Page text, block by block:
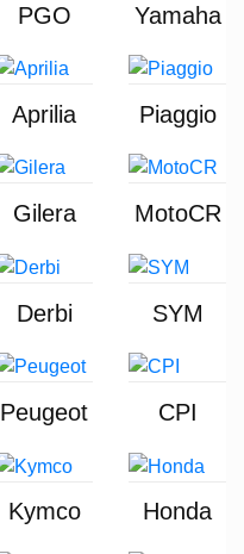
PGO Yamaha
Aprilia Piaggio
Gilera MotoCR
Derbi SYM
Peugeot CPI
Kymco Honda